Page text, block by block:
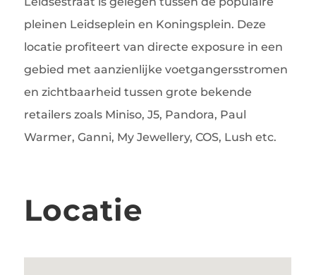
pleinen Leidseplein en Koningsplein. Deze
locatie profiteert van directe exposure in een
gebied met aanzienlijke voetgangersstromen
en zichtbaarheid tussen grote bekende
retailers zoals Miniso, J5, Pandora, Paul
Warmer, Ganni, My Jewellery, COS, Lush etc.
Locatie